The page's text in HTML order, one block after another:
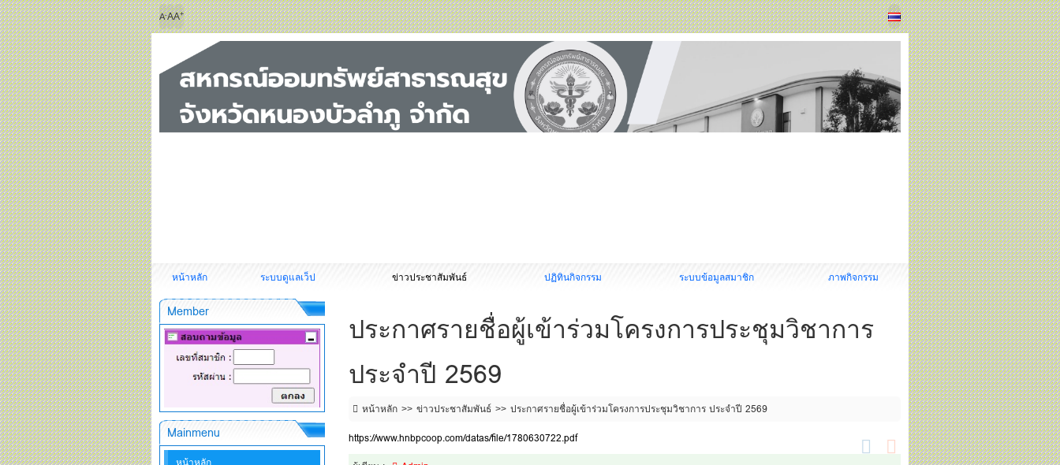
A-AA+
หน้าหลัก ระบบดูแลเว็ป ข่าวประชาสัมพันธ์ ปฏิทินกิจกรรม ระบบข้อมูลสมาชิก ภาพกิจกรรม
ประกาศรายชื่อผู้เข้าร่วมโครงการประชุมวิชาการ
ประจำปี 2569
หน้าหลัก ข่าวประชาสัมพันธ์
ประกาศรายชื่อผู้เข้าร่วมโครงการประชุมวิชาการ ประจำปี 2569
https://www.hnbpcoop.com/datas/file/1780630722.pdf
Member
Mainmenu